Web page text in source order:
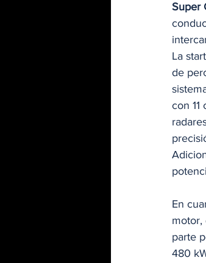
Super
La
de
con
En
motor,
parte
480